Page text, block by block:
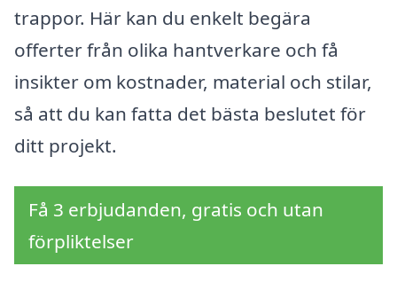
trappor. Här kan du enkelt begära
offerter från olika hantverkare och få
insikter om kostnader, material och stilar,
så att du kan fatta det bästa beslutet för
ditt projekt.
Få 3 erbjudanden, gratis och utan
förpliktelser